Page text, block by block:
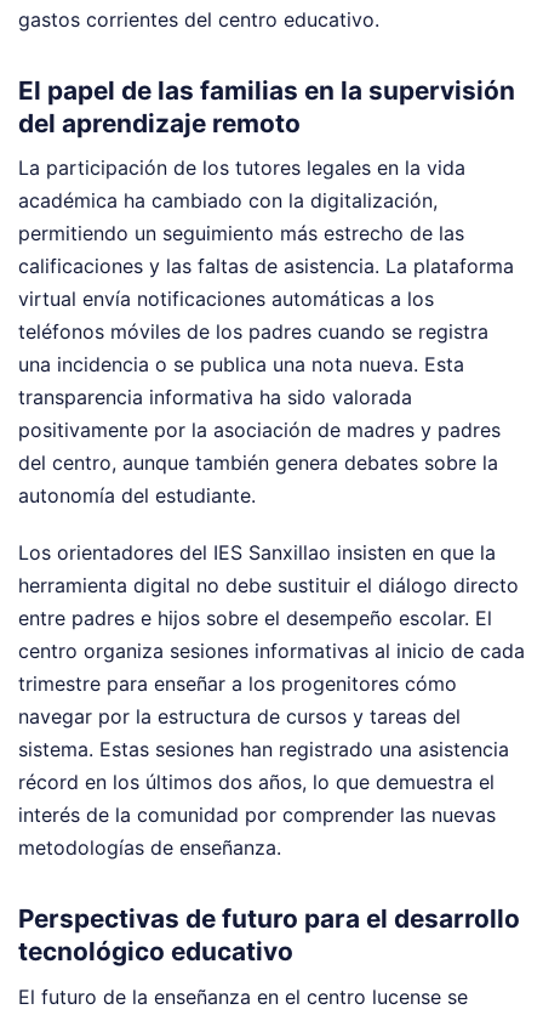
gastos corrientes del centro educativo.
El papel de las familias en la supervisión
del aprendizaje remoto
La participación de los tutores legales en la vida
académica ha cambiado con la digitalización,
permitiendo un seguimiento más estrecho de las
calificaciones y las faltas de asistencia. La plataforma
virtual envía notificaciones automáticas a los
teléfonos móviles de los padres cuando se registra
una incidencia o se publica una nota nueva. Esta
transparencia informativa ha sido valorada
positivamente por la asociación de madres y padres
del centro, aunque también genera debates sobre la
autonomía del estudiante.
Los orientadores del IES Sanxillao insisten en que la
herramienta digital no debe sustituir el diálogo directo
entre padres e hijos sobre el desempeño escolar. El
centro organiza sesiones informativas al inicio de cada
trimestre para enseñar a los progenitores cómo
navegar por la estructura de cursos y tareas del
sistema. Estas sesiones han registrado una asistencia
récord en los últimos dos años, lo que demuestra el
interés de la comunidad por comprender las nuevas
metodologías de enseñanza.
Perspectivas de futuro para el desarrollo
tecnológico educativo
El futuro de la enseñanza en el centro lucense se